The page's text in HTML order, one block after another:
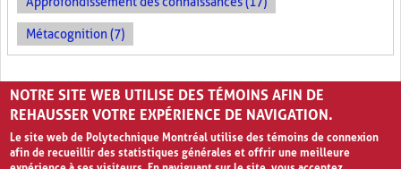
Métacognition (7)
PAGES
1 2 › »
NOTRE SITE WEB UTILISE DES TÉMOINS AFIN DE
REHAUSSER VOTRE EXPÉRIENCE DE NAVIGATION.
Le site web de Polytechnique Montréal utilise des témoins de connexion
afin de recueillir des statistiques générales et offrir une meilleure